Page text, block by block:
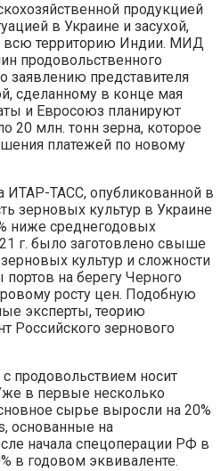
продукцией
в Украине и засухой,
всю территорию Индии. МИД
продовольственного
заявлению представителя
сделанному в конце мая
и Евросоюз планируют
20 млн. тонн зерна, которое
платежей по новому
ИТАР-ТАСС, опубликованной в
зерновых культур в Украине
ниже среднегодовых
г. было заготовлено свыше
культур и сложности
на берегу Черного
росту цен. Подобную
эксперты, теорию
Российского зернового
продовольствием носит
в первые несколько
сырье выросли на 20%
основанные на
начала спецоперации РФ в
в годовом эквиваленте.